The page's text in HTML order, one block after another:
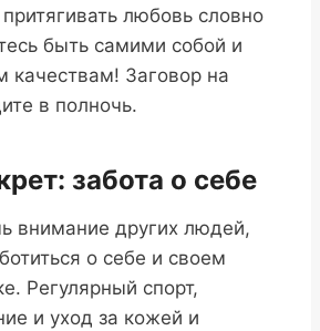
любовь словно
быть самими собой и
качествам! Заговор на
в полночь.
забота о себе
внимание других людей,
о себе и своем
Регулярный спорт,
и уход за кожей и